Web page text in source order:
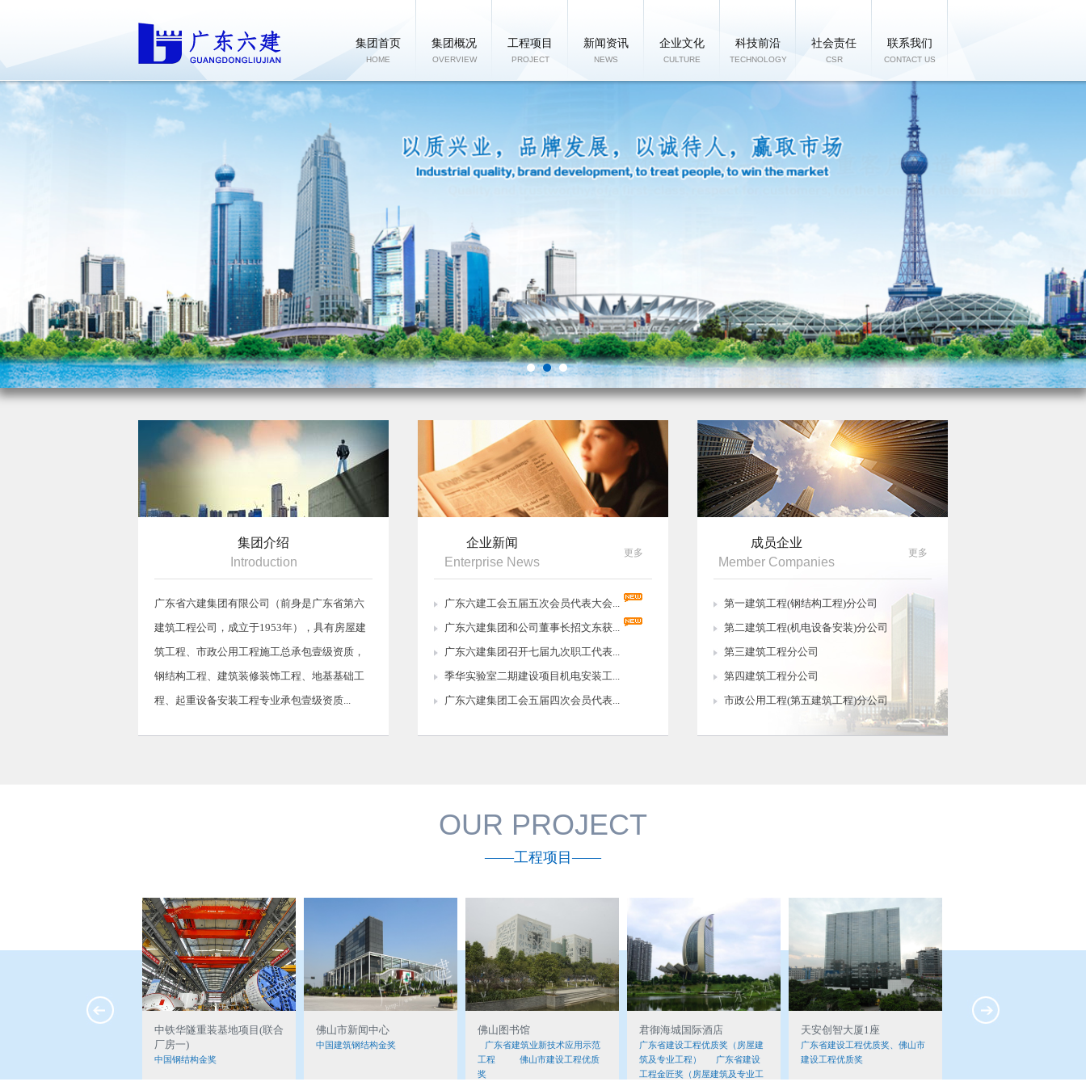
集团首页
HOME
集团概况
OVERVIEW
工程项目
PROJECT
新闻资讯
NEWS
企业文化
CULTURE
科技前沿
TECHNOLOGY
社会责任
CSR
联系我们
CONTACT US
集团介绍
Introduction
广东省六建集团有限公司（前身是广东省第六
建筑工程公司，成立于1953年），具有房屋建
筑工程、市政公用工程施工总承包壹级资质，
钢结构工程、建筑装修装饰工程、地基基础工
程、起重设备安装工程专业承包壹级资质...
企业新闻
Enterprise News
更多
广东六建工会五届五次会员代表大会...
广东六建集团和公司董事长招文东获...
广东六建集团召开七届九次职工代表...
季华实验室二期建设项目机电安装工...
广东六建集团工会五届四次会员代表...
成员企业
Member Companies
更多
第一建筑工程(钢结构工程)分公司
第二建筑工程(机电设备安装)分公司
第三建筑工程分公司
第四建筑工程分公司
市政公用工程(第五建筑工程)分公司
OUR PROJECT
——工程项目——
中铁华隧重装基地项目(联合
厂房一)
中国钢结构金奖
佛山市新闻中心
中国建筑钢结构金奖
佛山图书馆
广东省建筑业新技术应用示范
工程 佛山市建设工程优质
奖
君御海城国际酒店
广东省建设工程优质奖（房屋建
筑及专业工程） 广东省建设
工程金匠奖（房屋建筑及专业工
天安创智大厦1座
广东省建设工程优质奖、佛山市
建设工程优质奖